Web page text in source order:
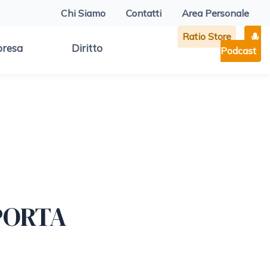
Chi Siamo Contatti Area Personale
Diritto
Ratio Store
Podcast